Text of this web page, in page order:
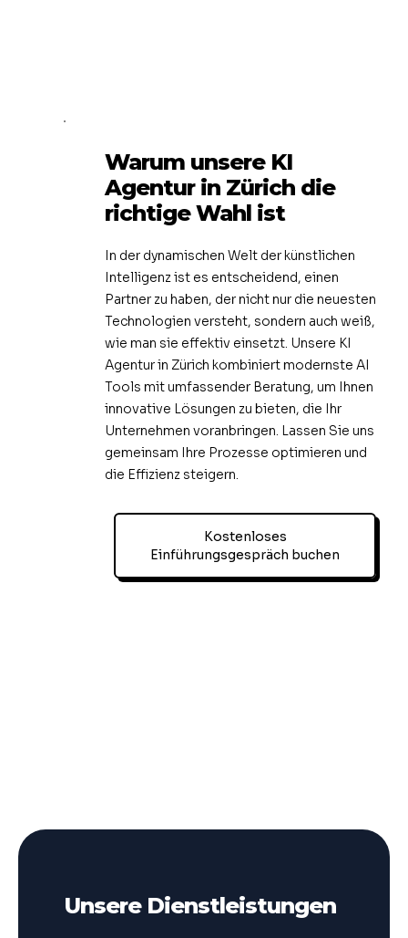
Warum unsere KI
Agentur in Zürich die
richtige Wahl ist
In der dynamischen Welt der künstlichen
Intelligenz ist es entscheidend, einen
Partner zu haben, der nicht nur die neuesten
Technologien versteht, sondern auch weiß,
wie man sie effektiv einsetzt. Unsere KI
Agentur in Zürich kombiniert modernste AI
Tools mit umfassender Beratung, um Ihnen
innovative Lösungen zu bieten, die Ihr
Unternehmen voranbringen. Lassen Sie uns
gemeinsam Ihre Prozesse optimieren und
die Effizienz steigern.
Kostenloses
Einführungsgespräch buchen
Unsere Dienstleistungen